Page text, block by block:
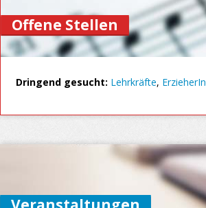
Offene Stellen
Dringend gesucht: Lehrkräfte, ErzieherIn